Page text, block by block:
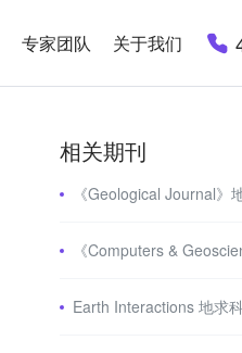
专家团队 关于我们
相关期刊
《Geological Journal》